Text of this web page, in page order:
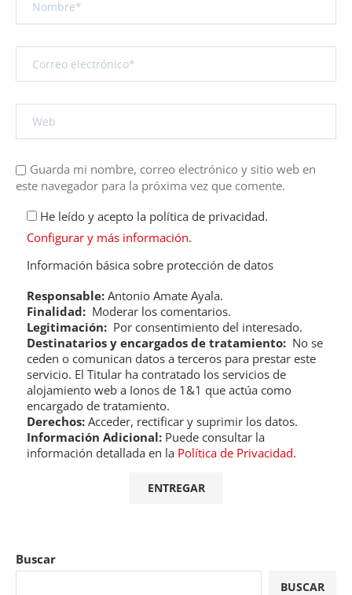
Guarda mi nombre, correo electrónico y sitio web en
este navegador para la próxima vez que comente.
He leído y acepto la política de privacidad.
Configurar y más información.
Información básica sobre protección de datos
Responsable: Antonio Amate Ayala.
Finalidad: Moderar los comentarios.
Legitimación: Por consentimiento del interesado.
Destinatarios y encargados de tratamiento: No se
ceden o comunican datos a terceros para prestar este
servicio. El Titular ha contratado los servicios de
alojamiento web a Ionos de 1&1 que actúa como
encargado de tratamiento.
Derechos: Acceder, rectificar y suprimir los datos.
Información Adicional: Puede consultar la
información detallada en la Política de Privacidad.
Buscar
BUSCAR